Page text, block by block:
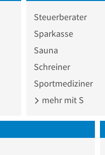
Steuerberater
Sparkasse
Sauna
Schreiner
Sportmediziner
mehr mit S